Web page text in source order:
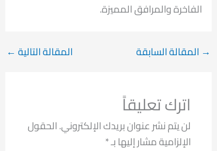
الفاخرة والمرافق المميزة.
→ المقالة السابقة المقالة التالية ←
اترك تعليقاً
لن يتم نشر عنوان بريدك الإلكتروني.الحقول
الإلزامية مشار إليها بـ*